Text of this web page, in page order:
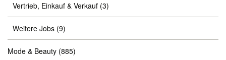
Vertrieb, Einkauf & Verkauf (3)
Weitere Jobs (9)
Mode & Beauty (885)